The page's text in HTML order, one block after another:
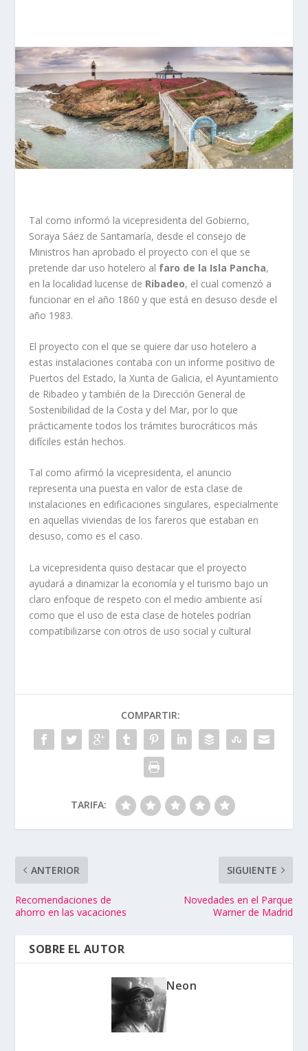
Tal como informó la vicepresidenta del Gobierno,
Soraya Sáez de Santamaría, desde el consejo de
Ministros han aprobado el proyecto con el que se
pretende dar uso hotelero al faro de la Isla Pancha,
en la localidad lucense de Ribadeo, el cual comenzó a
funcionar en el año 1860 y que está en desuso desde el
año 1983.
El proyecto con el que se quiere dar uso hotelero a
estas instalaciones contaba con un informe positivo de
Puertos del Estado, la Xunta de Galicia, el Ayuntamiento
de Ribadeo y también de la Dirección General de
Sostenibilidad de la Costa y del Mar, por lo que
prácticamente todos los trámites burocráticos más
difíciles están hechos.
Tal como afirmó la vicepresidenta, el anuncio
representa una puesta en valor de esta clase de
instalaciones en edificaciones singulares, especialmente
en aquellas viviendas de los fareros que estaban en
desuso, como es el caso.
La vicepresidenta quiso destacar que el proyecto
ayudará a dinamizar la economía y el turismo bajo un
claro enfoque de respeto con el medio ambiente así
como que el uso de esta clase de hoteles podrían
compatibilizarse con otros de uso social y cultural
COMPARTIR:
TARIFA:
ANTERIOR
Recomendaciones de
ahorro en las vacaciones
SIGUIENTE
Novedades en el Parque
Warner de Madrid
SOBRE EL AUTOR
Neon